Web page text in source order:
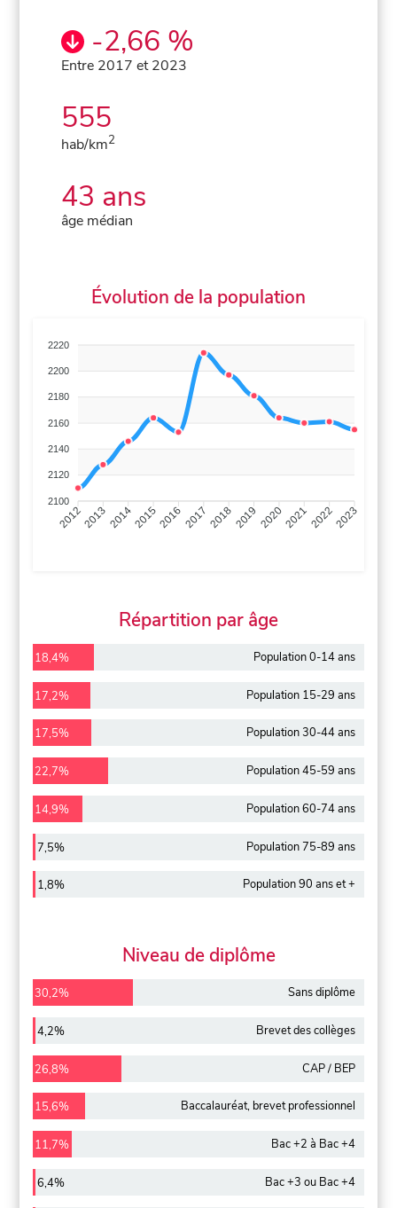
-2,66 %
Entre 2017 et 2023
555
hab/km2
43 ans
âge médian
Évolution de la population
2220
2200
2180
2160
2140
2120
2100
201220132014201520162017 20182019 2020202120222023
Répartition par âge
18,4% Population 0-14 ans
17,2% Population 15-29 ans
17,5% Population 30-44 ans
22,7% Population 45-59 ans
14,9% Population 60-74 ans
7,5% Population 75-89 ans
1,8% Population 90 ans et +
Niveau de diplôme
30,2% Sans diplôme
4,2% Brevet des collèges
26,8% CAP / BEP
15,6% Baccalauréat, brevet professionnel
11,7% Bac +2 à Bac +4
6,4% Bac +3 ou Bac +4